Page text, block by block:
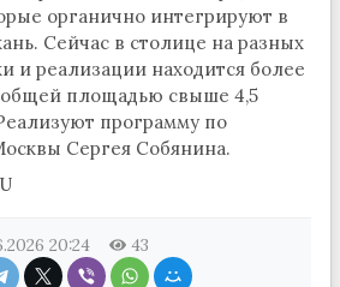
органично интегрируют в
Сейчас в столице на разных
и реализации находится более
общей площадью свыше 4,5
программу по
Сергея Собянина.
20:24 43